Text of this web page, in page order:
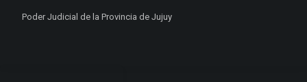
Poder Judicial de la Provincia de Jujuy